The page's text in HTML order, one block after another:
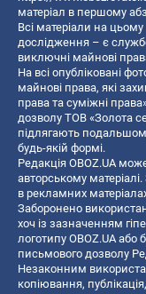
матеріал в першому
Всі матеріали на цьому
дослідження – є
виключні майнові
На всі опубліковані
майнові права, які
права та суміжні
дозволу ТОВ «Золота
підлягають
будь-якій формі.
Редакція OBOZ.UA
авторському матеріалі.
в рекламних
Заборонено
хоч із зазначенням
логотипу OBOZ.UA або
письмового дозволу
Незаконним
копiювання,